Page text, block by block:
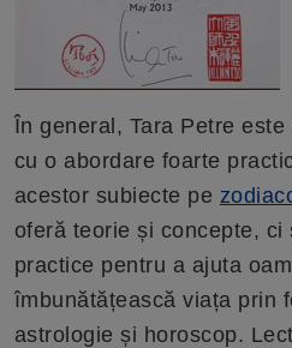
În general, Tara Petre
cu o abordare foarte
acestor subiecte pe
oferă teorie și concepte,
practice pentru a ajuta
îmbunătățească viața prin
astrologie și horoscop.